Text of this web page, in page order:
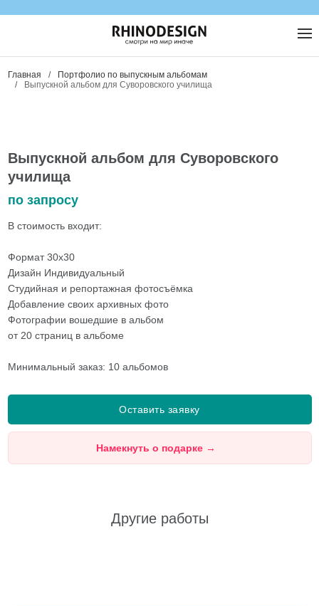
Главная /
Портфолио по выпускным альбомам
/
Выпускной альбом для Суворовского училища
Выпускной альбом для Суворовского
училища
по запросу
В стоимость входит:
Формат 30x30
Дизайн Индивидуальный
Студийная и репортажная фотосъёмка
Добавление своих архивных фото
Фотографии вошедшие в альбом
от 20 страниц в альбоме
Минимальный заказ: 10 альбомов
Оставить заявку
Намекнуть о подарке →
Другие работы